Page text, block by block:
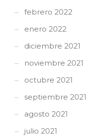
febrero 2022
enero 2022
diciembre 2021
noviembre 2021
octubre 2021
septiembre 2021
agosto 2021
julio 2021